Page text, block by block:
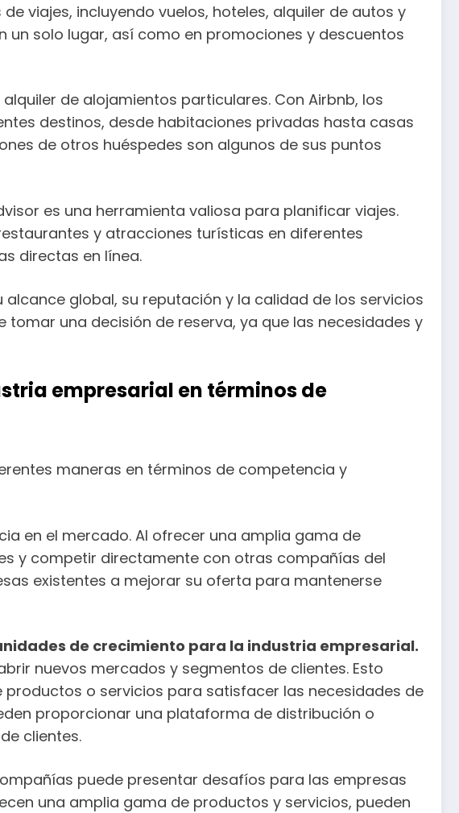
viajes, incluyendo vuelos, hoteles, alquiler de autos y
solo lugar, así como en promociones y descuentos
de alojamientos particulares. Con Airbnb, los
destinos, desde habitaciones privadas hasta casas
de otros huéspedes son algunos de sus puntos
es una herramienta valiosa para planificar viajes.
y atracciones turísticas en diferentes
directas en línea.
global, su reputación y la calidad de los servicios
una decisión de reserva, ya que las necesidades y
empresarial en términos de
maneras en términos de competencia y
en el mercado. Al ofrecer una amplia gama de
y competir directamente con otras compañías del
existentes a mejorar su oferta para mantenerse
de crecimiento para la industria empresarial.
nuevos mercados y segmentos de clientes. Esto
o servicios para satisfacer las necesidades de
proporcionar una plataforma de distribución o
clientes.
puede presentar desafíos para las empresas
una amplia gama de productos y servicios, pueden